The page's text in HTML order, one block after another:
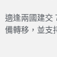
適逢兩國建交
備轉移，並支